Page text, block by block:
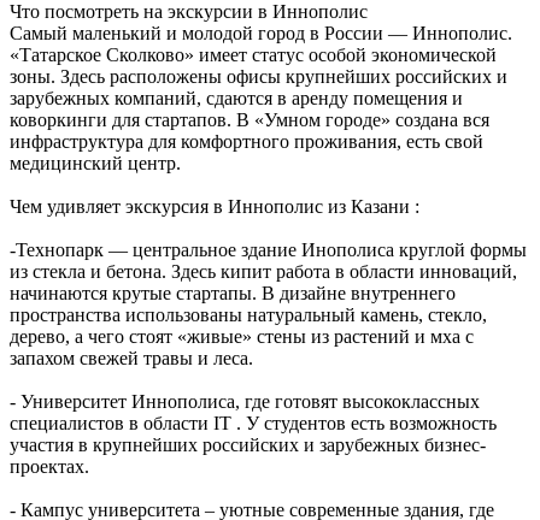
Что посмотреть на экскурсии в Иннополис
Самый маленький и молодой город в России ― Иннополис.
«Татарское Сколково» имеет статус особой экономической
зоны. Здесь расположены офисы крупнейших российских и
зарубежных компаний, сдаются в аренду помещения и
коворкинги для стартапов. В «Умном городе» создана вся
инфраструктура для комфортного проживания, есть свой
медицинский центр.
Чем удивляет экскурсия в Иннополис из Казани :
-Технопарк ― центральное здание Инополиса круглой формы
из стекла и бетона. Здесь кипит работа в области инноваций,
начинаются крутые стартапы. В дизайне внутреннего
пространства использованы натуральный камень, стекло,
дерево, а чего стоят «живые» стены из растений и мха с
запахом свежей травы и леса.
- Университет Иннополиса, где готовят высококлассных
специалистов в области IT . У студентов есть возможность
участия в крупнейших российских и зарубежных бизнес-
проектах.
- Кампус университета – уютные современные здания, где